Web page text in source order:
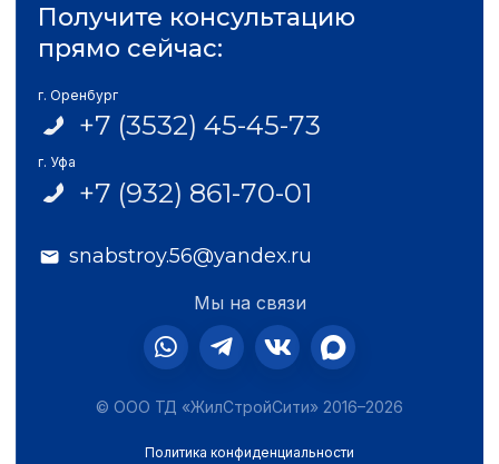
Получите консультацию
прямо сейчас:
г. Оренбург
+7 (3532) 45-45-73
г. Уфа
+7 (932) 861-70-01
snabstroy.56@yandex.ru
Мы на связи
© ООО ТД «ЖилСтройСити» 2016–2026
Политика конфиденциальности